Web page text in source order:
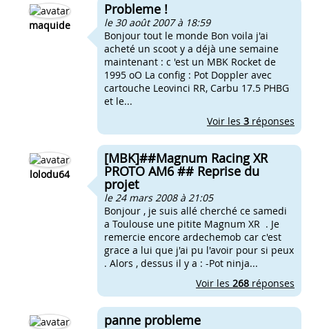
maquide
Probleme !
le 30 août 2007 à 18:59
Bonjour tout le monde Bon voila j'ai
acheté un scoot y a déjà une semaine
maintenant : c 'est un MBK Rocket de
1995 oO La config : Pot Doppler avec
cartouche Leovinci RR, Carbu 17.5 PHBG
et le...
Voir les 3 réponses
lolodu64
[MBK]##Magnum Racing XR
PROTO AM6 ## Reprise du
projet
le 24 mars 2008 à 21:05
Bonjour , je suis allé cherché ce samedi
a Toulouse une pitite Magnum XR . Je
remercie encore ardechemob car c'est
grace a lui que j'ai pu l'avoir pour si peux
. Alors , dessus il y a : -Pot ninja...
Voir les 268 réponses
panne probleme